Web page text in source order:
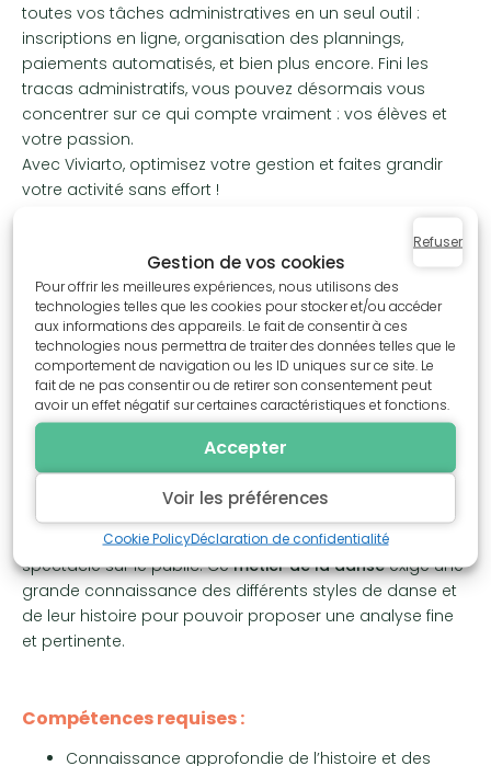
Gestion de vos cookies
Pour offrir les meilleures expériences, nous utilisons des
technologies telles que les cookies pour stocker et/ou accéder
aux informations des appareils. Le fait de consentir à ces
technologies nous permettra de traiter des données telles que le
comportement de navigation ou les ID uniques sur ce site. Le
fait de ne pas consentir ou de retirer son consentement peut
avoir un effet négatif sur certaines caractéristiques et fonctions.
Accepter
Refuser
Voir les préférences
Cookie PolicyDéclaration de confidentialité
toutes vos tâches administratives en un seul outil :
inscriptions en ligne, organisation des plannings,
paiements automatisés, et bien plus encore. Fini les
tracas administratifs, vous pouvez désormais vous
concentrer sur ce qui compte vraiment : vos élèves et
votre passion.
Avec Viviarto, optimisez votre gestion et faites grandir
votre activité sans effort !
5. Critique de danse
Lecritique de danseest un métier de la dansequi
consiste à analyser et écrire sur les spectacles de
danse. Il peut travailler pour des journaux, des
magazines, des blogs ou des émissions télévisées. Son
rôle est d’évaluer la qualité des performances,
l’originalité des chorégraphies et l’impact global du
spectacle sur le public. Cemétier de la danseexige une
grande connaissance des différents styles de danse et
de leur histoire pour pouvoir proposer une analyse fine
et pertinente.
Compétences requises :
Connaissance approfondie de l’histoire et des